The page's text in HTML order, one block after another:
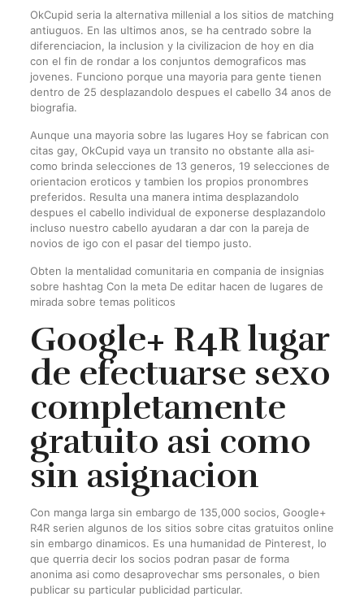
OkCupid seri­a la alternativa millenial a los sitios de matching
antiuguos. En las ultimos anos, se ha centrado sobre la
diferenciacion, la inclusion y la civilizacion de hoy en di­a
con el fin de rondar a los conjuntos demograficos mas
jovenes. Funciono porque una mayoria para gente tienen
dentro de 25 desplazandolo despues el cabello 34 anos de
biografia.
Aunque una mayoria sobre las lugares Hoy se fabrican con
citas gay, OkCupid vaya un transito no obstante alla asi­
como brinda selecciones de 13 generos, 19 selecciones de
orientacion eroticos y tambien los propios pronombres
preferidos. Resulta una manera intima desplazandolo
despues el cabello individual de exponerse desplazandolo
incluso nuestro cabello ayudaran a dar con la pareja de
novios de igo con el pasar del tiempo justo.
Obten la mentalidad comunitaria en compania de insignias
sobre hashtag Con la meta De editar hacen de lugares de
mirada sobre temas politicos
Google+ R4R lugar
de efectuarse sexo
completamente
gratuito asi­ como
sin asignacion
Con manga larga sin embargo de 135,000 socios, Google+
R4R seri­en algunos de los sitios sobre citas gratuitos online
sin embargo dinamicos. Es una humanidad de Pinterest, lo
que querri­a decir los socios podran pasar de forma
anonima asi­ como desaprovechar sms personales, o bien
publicar su particular publicidad particular.